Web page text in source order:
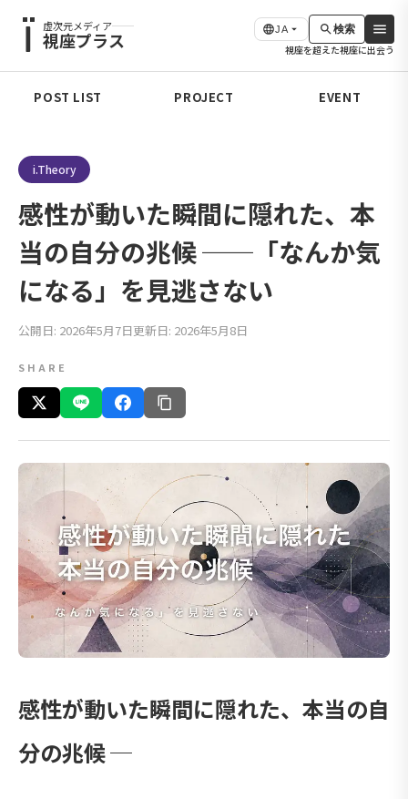
虚次元メディア
視座プラス JA 検索
視座を超えた視座に出会う
POST LIST PROJECT EVENT
i.Theory
感性が動いた瞬間に隠れた、本
当の自分の兆候 ──「なんか気
になる」を見逃さない
公開日: 2026年5月7日更新日: 2026年5月8日
SHARE
感性が動いた瞬間に隠れた、本当の自
分の兆候 ─